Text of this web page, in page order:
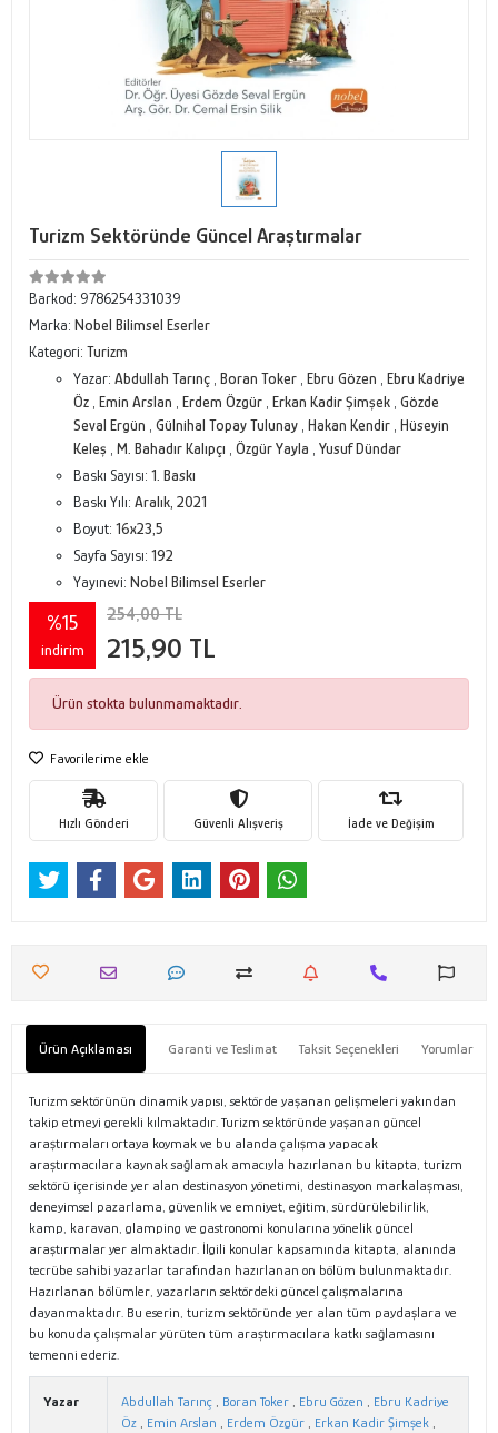
Turizm Sektöründe Güncel Araştırmalar
Barkod: 9786254331039
Marka: Nobel Bilimsel Eserler
Kategori: Turizm
Yazar: Abdullah Tarınç Boran Toker Ebru Gözen
Ebru Kadriye
Öz Emin Arslan Erdem Özgür Erkan Kadir Şimşek Gözde
Seval Ergün
Gülnihal Topay Tulunay Hakan Kendir Hüseyin
Keleş
M. Bahadır Kalıpçı Özgür Yayla
Yusuf Dündar
Baskı Sayısı: 1. Baskı
Baskı Yılı: Aralık, 2021
Boyut: 16x23,5
Sayfa Sayısı: 192
Yayınevi: Nobel Bilimsel Eserler
%15
indirim
254,00 TL
215,90 TL
Ürün stokta bulunmamaktadır.
Favorilerime ekle
Hızlı Gönderi Güvenli Alışveriş İade ve Değişim
Ürün Açıklaması Garanti ve Teslimat Taksit Seçenekleri Yorumlar
Turizm sektörünün dinamik yapısı, sektörde yaşanan gelişmeleri yakından
takip etmeyi gerekli kılmaktadır. Turizm sektöründe yaşanan güncel
araştırmaları ortaya koymak ve bu alanda çalışma yapacak
araştırmacılara kaynak sağlamak amacıyla hazırlanan bu kitapta, turizm
sektörü içerisinde yer alan destinasyon yönetimi, destinasyon markalaşması,
deneyimsel pazarlama, güvenlik ve emniyet, eğitim, sürdürülebilirlik,
kamp, karavan, glamping ve gastronomi konularına yönelik güncel
araştırmalar yer almaktadır. İlgili konular kapsamında kitapta, alanında
tecrübe sahibi yazarlar tarafından hazırlanan on bölüm bulunmaktadır.
Hazırlanan bölümler, yazarların sektördeki güncel çalışmalarına
dayanmaktadır. Bu eserin, turizm sektöründe yer alan tüm paydaşlara ve
bu konuda çalışmalar yürüten tüm araştırmacılara katkı sağlamasını
temenni ederiz.
Yazar Abdullah Tarınç , Boran Toker , Ebru Gözen , Ebru Kadriye
Öz , Emin Arslan , Erdem Özgür , Erkan Kadir Şimşek ,